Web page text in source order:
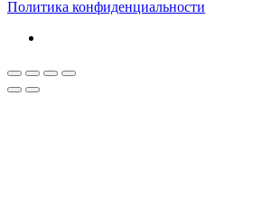
Политика конфиденциальности